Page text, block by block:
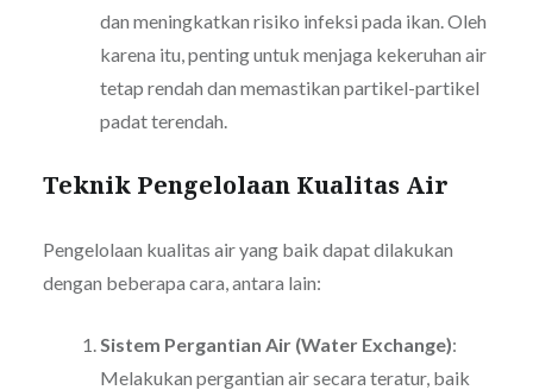
dan meningkatkan risiko infeksi pada ikan. Oleh
karena itu, penting untuk menjaga kekeruhan air
tetap rendah dan memastikan partikel-partikel
padat terendah.
Teknik Pengelolaan Kualitas Air
Pengelolaan kualitas air yang baik dapat dilakukan
dengan beberapa cara, antara lain:
Sistem Pergantian Air (Water Exchange):
Melakukan pergantian air secara teratur, baik